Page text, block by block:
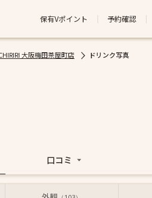
保有Vポイント 予約確認
大阪梅田茶屋町店 ドリンク写真
口コミ